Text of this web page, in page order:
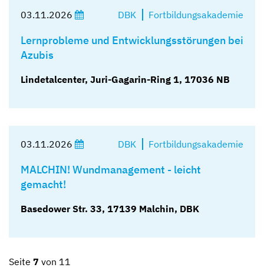
03.11.2026 DBK Fortbildungsakademie
Lernprobleme und Entwicklungsstörungen bei
Azubis
Lindetalcenter, Juri-Gagarin-Ring 1, 17036 NB
03.11.2026 DBK Fortbildungsakademie
MALCHIN! Wundmanagement - leicht
gemacht!
Basedower Str. 33, 17139 Malchin, DBK
Seite 7 von 11